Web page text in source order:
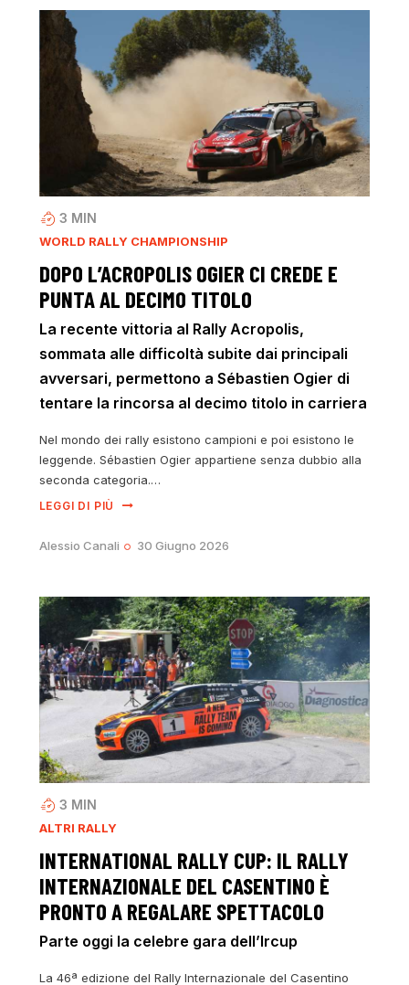
3 MIN
WORLD RALLY CHAMPIONSHIP
DOPO L’ACROPOLIS OGIER CI CREDE E
PUNTA AL DECIMO TITOLO
La recente vittoria al Rally Acropolis,
sommata alle difficoltà subite dai principali
avversari, permettono a Sébastien Ogier di
tentare la rincorsa al decimo titolo in carriera
Nel mondo dei rally esistono campioni e poi esistono le
leggende. Sébastien Ogier appartiene senza dubbio alla
seconda categoria.…
LEGGI DI PIÙ
Alessio Canali 30 Giugno 2026
3 MIN
ALTRI RALLY
INTERNATIONAL RALLY CUP: IL RALLY
INTERNAZIONALE DEL CASENTINO È
PRONTO A REGALARE SPETTACOLO
Parte oggi la celebre gara dell’Ircup
La 46ª edizione del Rally Internazionale del Casentino